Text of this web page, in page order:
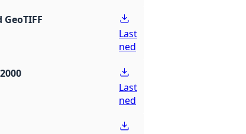
Last
ned
Last
ned